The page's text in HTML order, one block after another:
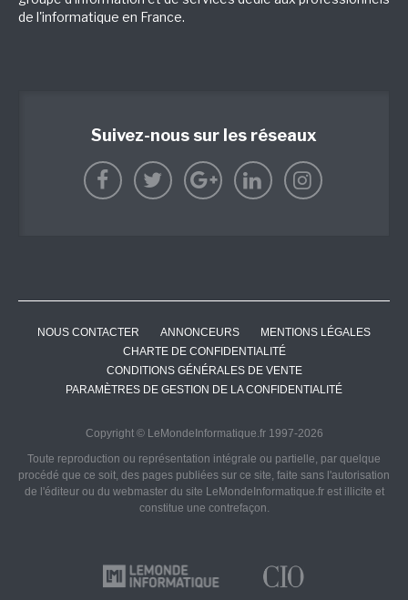
de l'informatique en France.
Suivez-nous sur les réseaux
NOUS CONTACTER ANNONCEURS
MENTIONS LÉGALES
CHARTE DE CONFIDENTIALITÉ
CONDITIONS GÉNÉRALES DE VENTE
PARAMÈTRES DE GESTION DE LA CONFIDENTIALITÉ
Copyright © LeMondeInformatique.fr 1997-2026
Toute reproduction ou représentation intégrale ou partielle, par quelque
procédé que ce soit, des pages publiées sur ce site, faite sans l'autorisation
de l'éditeur ou du webmaster du site LeMondeInformatique.fr est illicite et
constitue une contrefaçon.